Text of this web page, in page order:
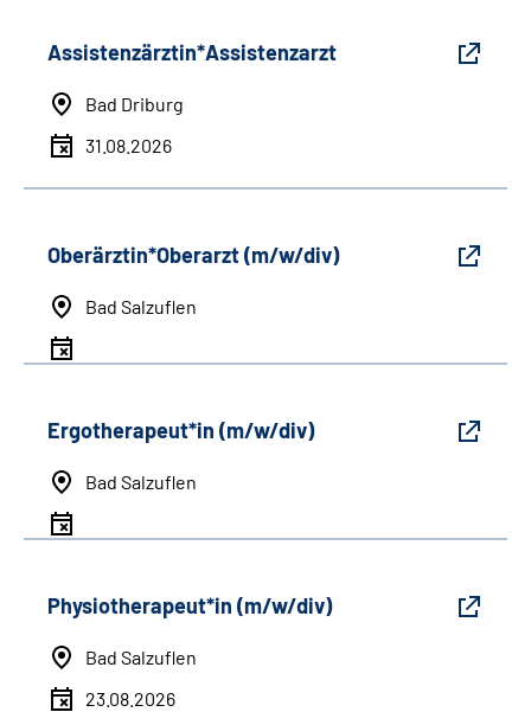
Assistenzärztin*Assistenzarzt
Bad Driburg
31.08.2026
Oberärztin*Oberarzt (m/w/div)
Bad Salzuflen
Ergotherapeut*in (m/w/div)
Bad Salzuflen
Physiotherapeut*in (m/w/div)
Bad Salzuflen
23.08.2026